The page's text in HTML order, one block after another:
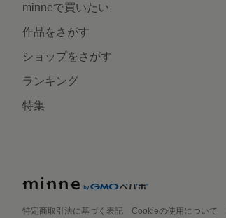
minneで買いたい
作品をさがす
ショップをさがす
ランキング
特集
特定商取引法に基づく表記 Cookieの使用について